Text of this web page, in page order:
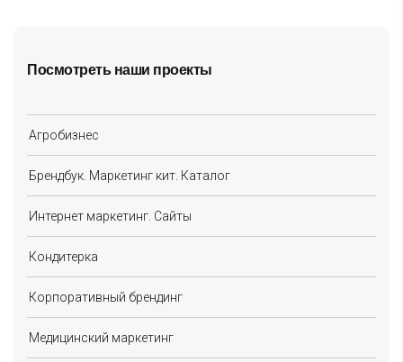
Посмотреть наши проекты
Агробизнес
Брендбук. Маркетинг кит. Каталог
Интернет маркетинг. Сайты
Кондитерка
Корпоративный брендинг
Медицинский маркетинг